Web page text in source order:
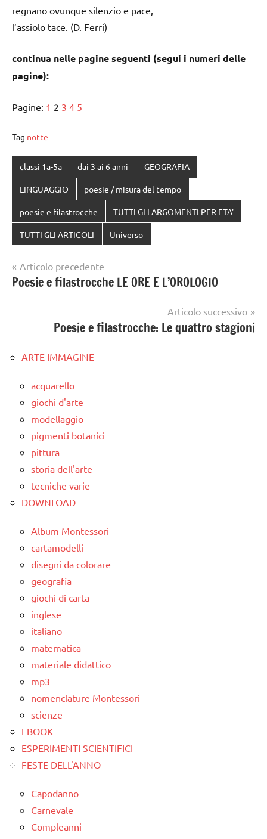
regnano ovunque silenzio e pace,
l’assiolo tace. (D. Ferri)
continua nelle pagine seguenti (segui i numeri delle
pagine):
Pagine: 1 2 3 4 5
Tag notte
classi 1a-5a dai 3 ai 6 anni GEOGRAFIA
LINGUAGGIO poesie / misura del tempo
poesie e filastrocche TUTTI GLI ARGOMENTI PER ETA'
TUTTI GLI ARTICOLI Universo
Navigazione
articoli
Articolo precedente
Poesie e filastrocche LE ORE E L’OROLOGIO
Articolo successivo
Poesie e filastrocche: Le quattro stagioni
ARTE IMMAGINE
acquarello
giochi d'arte
modellaggio
pigmenti botanici
pittura
storia dell'arte
tecniche varie
DOWNLOAD
Album Montessori
cartamodelli
disegni da colorare
geografia
giochi di carta
inglese
italiano
matematica
materiale didattico
mp3
nomenclature Montessori
scienze
EBOOK
ESPERIMENTI SCIENTIFICI
FESTE DELL'ANNO
Capodanno
Carnevale
Compleanni